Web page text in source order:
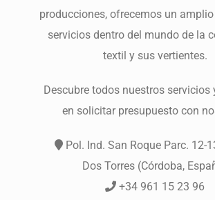
producciones, ofrecemos un
servicios dentro del mundo de la
textil y sus vertientes.
Descubre todos nuestros servicios
en solicitar presupuesto con
Pol. Ind. San Roque Parc. 12-
Dos Torres (Córdoba,
+34 961 15 23 96